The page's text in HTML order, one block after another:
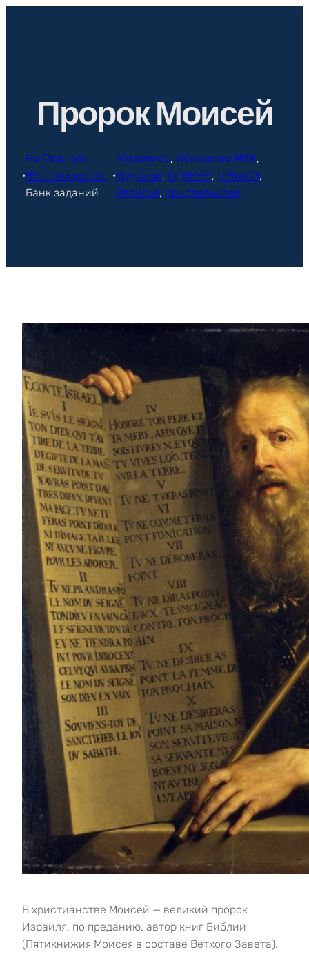
Пророк Моисей
·
На Главную
ВК Сообщество
Банк заданий
·
Живопись, Искусство МХК
Иудаизм, ОДНКНР, ОРКиСЭ
Религия, Христианство
В христианстве Моисей — великий пророк
Израиля, по преданию, автор книг Библии
(Пятикнижия Моисея в составе Ветхого Завета).